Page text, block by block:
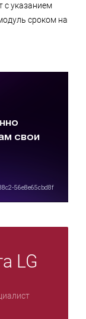
с указанием
сроком на
LG